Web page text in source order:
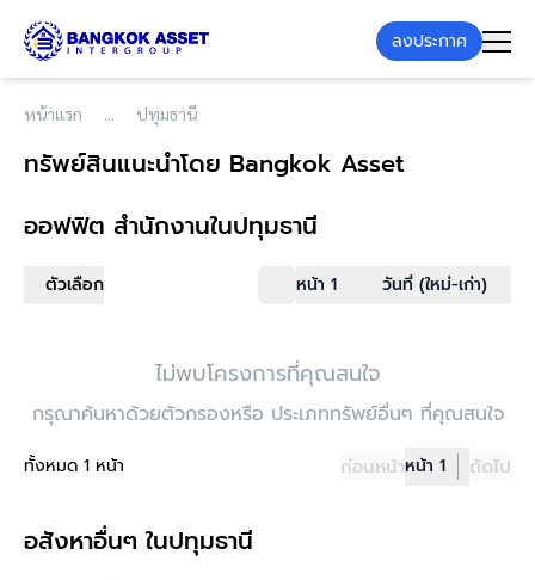
ลงประกาศ
หน้าแรก ปทุมธานี
ทรัพย์สินแนะนำโดย Bangkok Asset
ออฟฟิต สำนักงานในปทุมธานี
ตัวเลือก หน้า 1 วันที่ (ใหม่-เก่า)
ไม่พบโครงการที่คุณสนใจ
กรุณาค้นหาด้วยตัวกรองหรือ ประเภททรัพย์อื่นๆ ที่คุณสนใจ
ทั้งหมด 1 หน้า ก่อนหน้าหน้า 1 ถัดไป
อสังหาอื่นๆในปทุมธานี